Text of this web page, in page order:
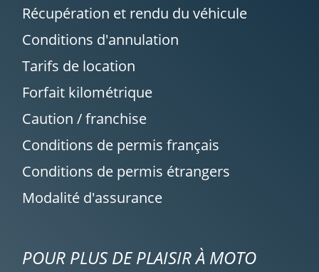
Récupération et rendu du véhicule
Conditions d'annulation
Tarifs de location
Forfait kilométrique
Caution / franchise
Conditions de permis français
Conditions de permis étrangers
Modalité d'assurance
POUR PLUS DE PLAISIR À MOTO